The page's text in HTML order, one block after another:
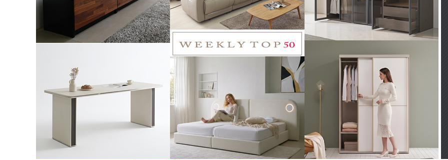
[더젠] 하스트 고급 올 나
파가죽 전동리클라이너소
파(3인용)
1,195,000
1,003,800 [16%]
[더젠] 베이크 아쿠아패브
릭 고무나무원목소파(3.5
인용, 소쿠션3개포함)